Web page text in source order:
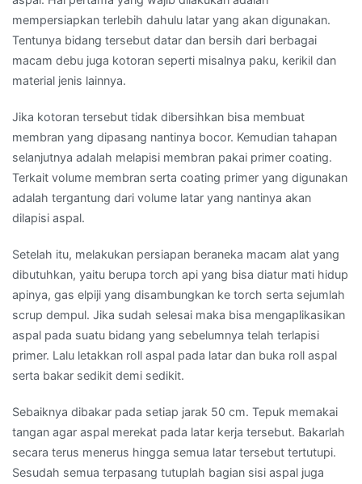
mempersiapkan terlebih dahulu latar yang akan digunakan.
Tentunya bidang tersebut datar dan bersih dari berbagai
macam debu juga kotoran seperti misalnya paku, kerikil dan
material jenis lainnya.
Jika kotoran tersebut tidak dibersihkan bisa membuat
membran yang dipasang nantinya bocor. Kemudian tahapan
selanjutnya adalah melapisi membran pakai primer coating.
Terkait volume membran serta coating primer yang digunakan
adalah tergantung dari volume latar yang nantinya akan
dilapisi aspal.
Setelah itu, melakukan persiapan beraneka macam alat yang
dibutuhkan, yaitu berupa torch api yang bisa diatur mati hidup
apinya, gas elpiji yang disambungkan ke torch serta sejumlah
scrup dempul. Jika sudah selesai maka bisa mengaplikasikan
aspal pada suatu bidang yang sebelumnya telah terlapisi
primer. Lalu letakkan roll aspal pada latar dan buka roll aspal
serta bakar sedikit demi sedikit.
Sebaiknya dibakar pada setiap jarak 50 cm. Tepuk memakai
tangan agar aspal merekat pada latar kerja tersebut. Bakarlah
secara terus menerus hingga semua latar tersebut tertutupi.
Sesudah semua terpasang tutuplah bagian sisi aspal juga